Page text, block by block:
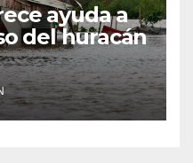
ayuda a
del huracán